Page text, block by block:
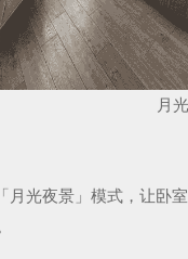
夜灯模式
光夜景」模式，让卧室